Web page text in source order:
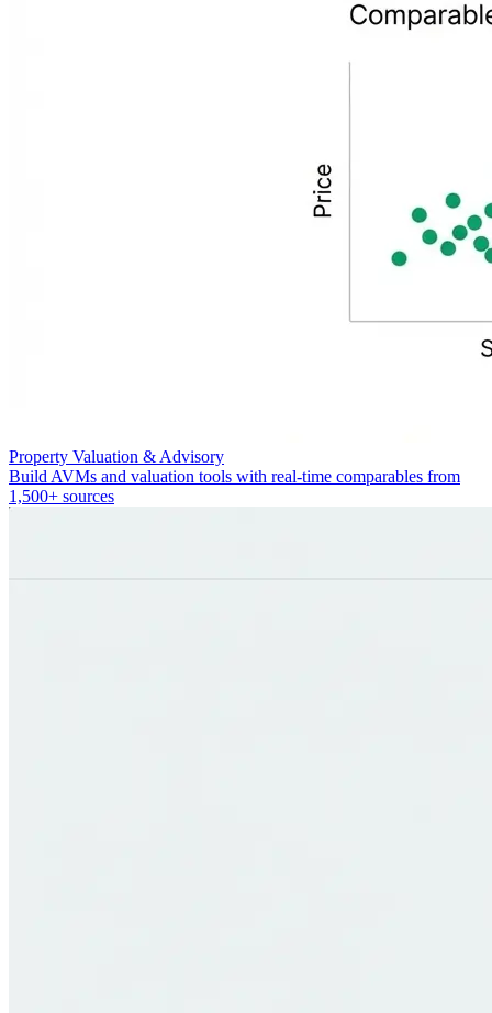
Property Valuation & Advisory
Build AVMs and valuation tools with real-time comparables from
1,500+ sources